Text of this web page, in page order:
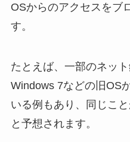
OSからのアクセスをブ
す。
たとえば、一部のネッ
Windows 7などの旧OS
いる例もあり、同じこ
と予想されます。